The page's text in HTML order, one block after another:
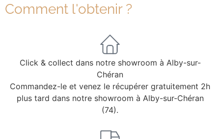
Comment l'obtenir ?
Click & collect dans notre showroom à Alby-sur-
Chéran
Commandez-le et venez le récupérer gratuitement 2h
plus tard dans notre showroom à Alby-sur-Chéran
(74).